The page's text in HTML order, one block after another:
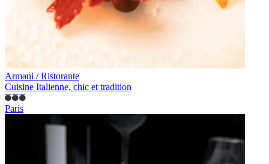
Armani / Ristorante
Cuisine Italienne, chic et tradition
Paris